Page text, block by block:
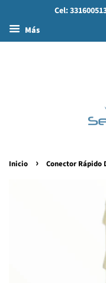
Cel:
Más
Inicio › Conector Rápido